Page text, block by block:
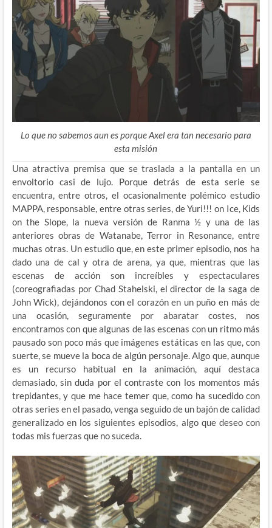
Lo que no sabemos aun es porque Axel era tan necesario para
esta misión
Una atractiva premisa que se traslada a la pantalla en un
envoltorio casi de lujo. Porque detrás de esta serie se
encuentra, entre otros, el ocasionalmente polémico estudio
MAPPA, responsable, entre otras series, de Yuri!!! on Ice, Kids
on the Slope, la nueva versión de Ranma ½ y una de las
anteriores obras de Watanabe, Terror in Resonance, entre
muchas otras. Un estudio que, en este primer episodio, nos ha
dado una de cal y otra de arena, ya que, mientras que las
escenas de acción son increíbles y espectaculares
(coreografiadas por Chad Stahelski, el director de la saga de
John Wick), dejándonos con el corazón en un puño en más de
una ocasión, seguramente por abaratar costes, nos
encontramos con que algunas de las escenas con un ritmo más
pausado son poco más que imágenes estáticas en las que, con
suerte, se mueve la boca de algún personaje. Algo que, aunque
es un recurso habitual en la animación, aquí destaca
demasiado, sin duda por el contraste con los momentos más
trepidantes, y que me hace temer que, como ha sucedido con
otras series en el pasado, venga seguido de un bajón de calidad
generalizado en los siguientes episodios, algo que deseo con
todas mis fuerzas que no suceda.